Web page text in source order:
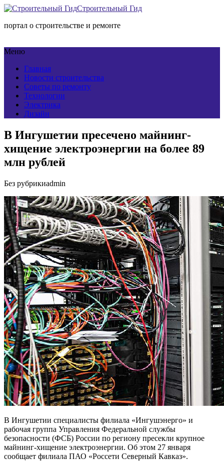
Строительный Гид
портал о строительстве и ремонте
Меню
Главная
Новости строительства
Советы по ремонту
Технологии
Электрика
Дизайн
В Ингушетии пресечено майнинг-
хищение электроэнергии на более 89
млн рублей
Без рубрикиadmin
В Ингушетии специалисты филиала «Ингушэнерго» и
рабочая группа Управления Федеральной службы
безопасности (ФСБ) России по региону пресекли крупное
майнинг-хищение электроэнергии. Об этом 27 января
сообщает филиала ПАО «Россети Северный Кавказ».